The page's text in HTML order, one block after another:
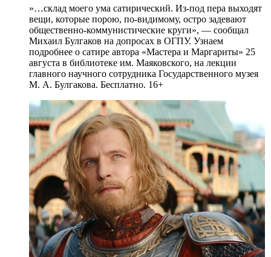
»…склад моего ума сатирический. Из-под пера выходят
вещи, которые порою, по-видимому, остро задевают
общественно-коммунистические круги», — сообщал
Михаил Булгаков на допросах в ОГПУ. Узнаем
подробнее о сатире автора «Мастера и Маргариты» 25
августа в библиотеке им. Маяковского, на лекции
главного научного сотрудника Государственного музея
М. А. Булгакова. Бесплатно. 16+